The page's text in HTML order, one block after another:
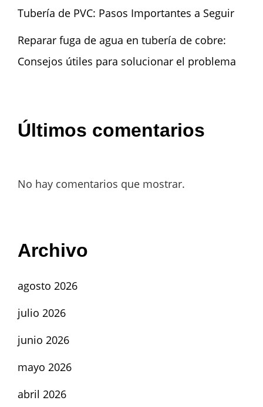
Tubería de PVC: Pasos Importantes a Seguir
Reparar fuga de agua en tubería de cobre:
Consejos útiles para solucionar el problema
Últimos comentarios
No hay comentarios que mostrar.
Archivo
agosto 2026
julio 2026
junio 2026
mayo 2026
abril 2026